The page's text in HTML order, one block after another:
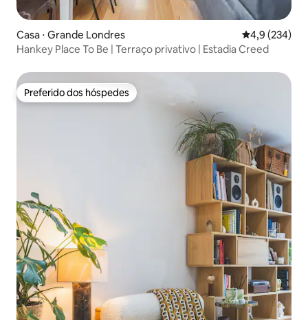
Casa ⋅ Grande Londres 4,9 de uma
4,9 (234)
Hankey Place To Be | Terraço privativo | Estadia Creed
Preferido dos hóspedes
Preferido dos hóspedes